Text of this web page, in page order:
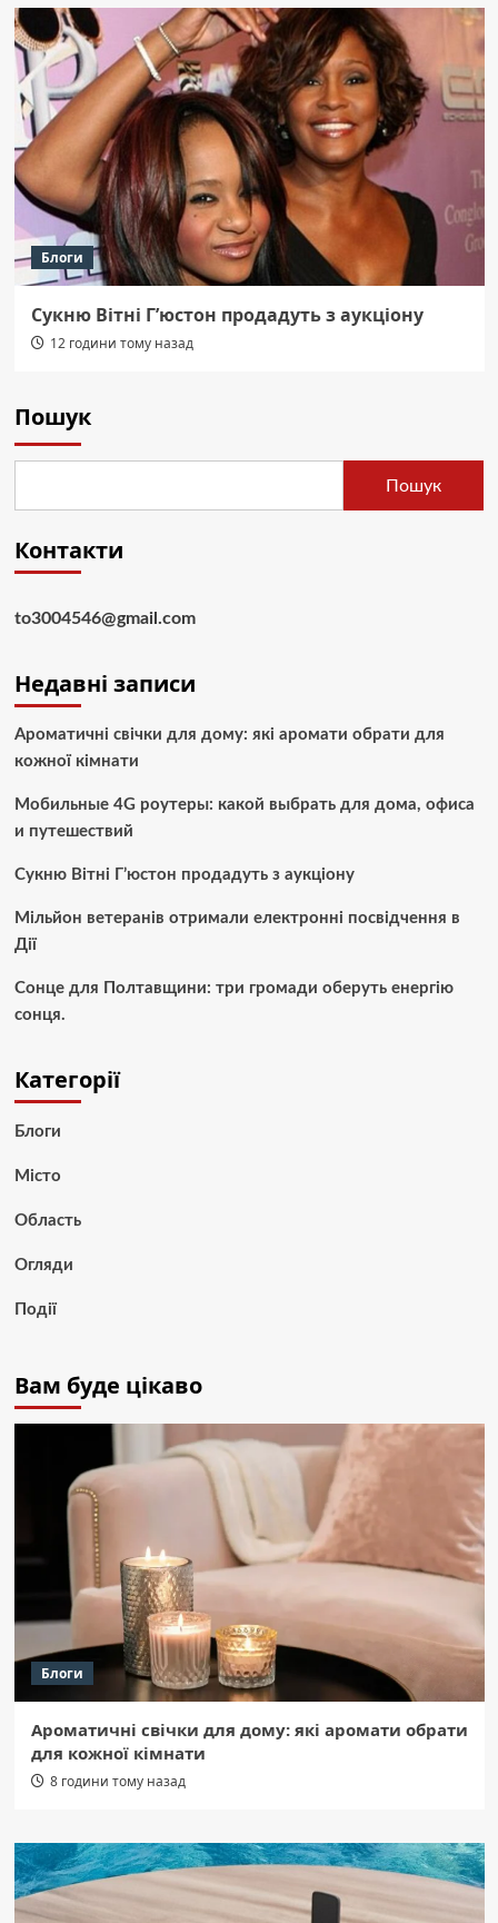
Блоги
Сукню Вітні Г’юстон продадуть з аукціону
12 години тому назад
Пошук
Пошук
Контакти
to3004546@gmail.com
Недавні записи
Ароматичні свічки для дому: які аромати обрати для
кожної кімнати
Мобильные 4G роутеры: какой выбрать для дома, офиса
и путешествий
Сукню Вітні Г’юстон продадуть з аукціону
Мільйон ветеранів отримали електронні посвідчення в
Дії
Сонце для Полтавщини: три громади оберуть енергію
сонця.
Категорії
Блоги
Місто
Область
Огляди
Події
Вам буде цікаво
Блоги
Ароматичні свічки для дому: які аромати обрати
для кожної кімнати
8 години тому назад